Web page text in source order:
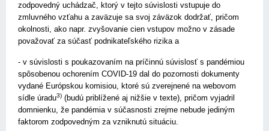
zodpovedný uchádzač, ktorý v tejto súvislosti vstupuje do
zmluvného vzťahu a zaväzuje sa svoj záväzok dodržať, pričom
okolnosti, ako napr. zvyšovanie cien vstupov možno v zásade
považovať za súčasť podnikateľského rizika a
- v súvislosti s poukazovaním na príčinnú súvislosť s pandémiou
spôsobenou ochorením COVID-19 dal do pozornosti dokumenty
vydané Európskou komisiou, ktoré sú zverejnené na webovom
sídle úradu3) (budú priblížené aj nižšie v texte), pričom vyjadril
domnienku, že pandémia v súčasnosti zrejme nebude jediným
faktorom zodpovedným za vzniknutú situáciu.